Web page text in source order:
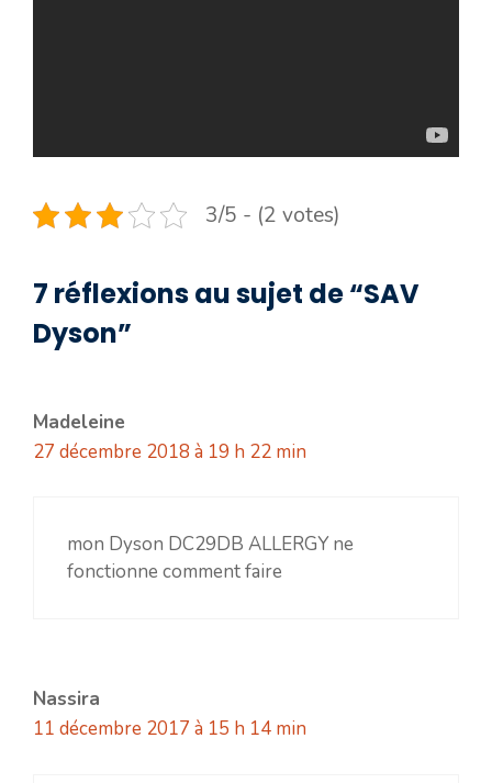
3/5 - (2 votes)
7 réflexions au sujet de “SAV
Dyson”
Madeleine
27 décembre 2018 à 19 h 22 min
mon Dyson DC29DB ALLERGY ne
fonctionne comment faire
Nassira
11 décembre 2017 à 15 h 14 min